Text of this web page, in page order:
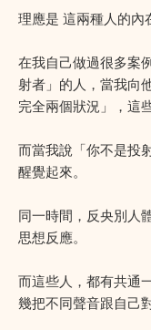
理應是 這兩種人的內
在我自己做過很多案
射者」的人，當我向
完全兩個狀況」，這
而當我說「你不是投
醒覺起來。
同一時間，反央別人
思想反應。
而這些人，都有共通
幾把不同聲音跟自己對